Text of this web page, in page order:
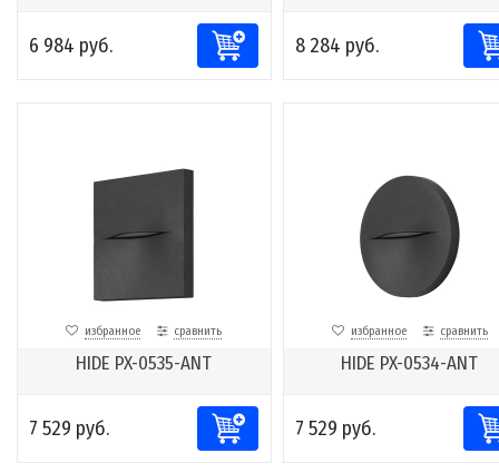
6 984 руб. 8 284 руб.
избранное сравнить
HIDE PX-0535-ANT
7 529 руб.
избранное сравнить
HIDE PX-0534-ANT
7 529 руб.